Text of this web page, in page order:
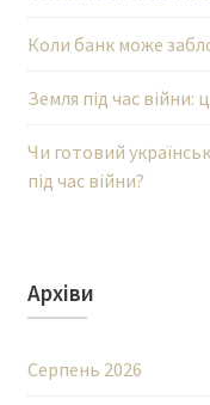
Коли банк може
Земля під час війни:
Чи готовий
під час війни?
Архіви
Серпень 2026